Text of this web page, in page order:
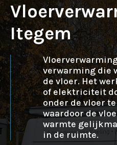
Itegem
verwarming die
de vloer. Het
of elektriciteit
onder de vloer
waardoor de
warmte
in de ruimte.